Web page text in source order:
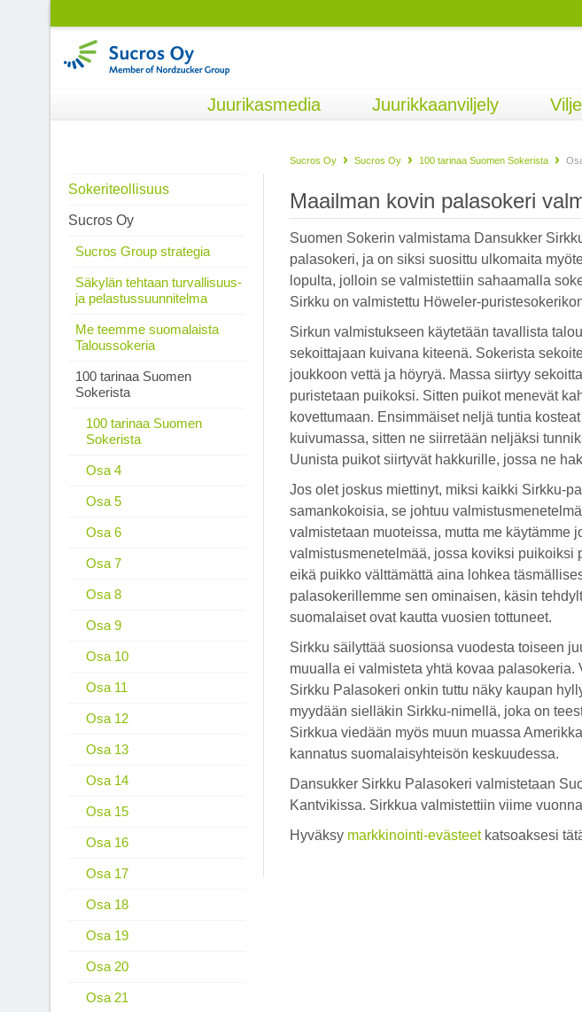
Juurikasmedia Juurikkaanviljely
Sucros Oy Sucros Oy 100 tarinaa Suomen Sokerista
Sokeriteollisuus
Sucros Oy
Sucros Group strategia
Säkylän tehtaan turvallisuus-
ja pelastussuunnitelma
Me teemme suomalaista
Taloussokeria
100 tarinaa Suomen
Sokerista
100 tarinaa Suomen
Sokerista
Osa 4
Osa 5
Osa 6
Osa 7
Osa 8
Osa 9
Osa 10
Osa 11
Osa 12
Osa 13
Osa 14
Osa 15
Osa 16
Osa 17
Osa 18
Osa 19
Osa 20
Osa 21
Maailman kovin palasokeri
Suomen Sokerin valmistama Dansukker
palasokeri, ja on siksi suosittu ulkomaita
lopulta, jolloin se valmistettiin sahaamalla
Sirkku on valmistettu Höweler-
Sirkun valmistukseen käytetään tavallista
sekoittajaan kuivana kiteenä. Sokerista
joukkoon vettä ja höyryä. Massa siirtyy
puristetaan puikoksi. Sitten puikot menevät
kovettumaan. Ensimmäiset neljä tuntia
kuivumassa, sitten ne siirretään neljäksi
Uunista puikot siirtyvät hakkurille, jossa ne
Jos olet joskus miettinyt, miksi kaikki Sirkku-
samankokoisia, se johtuu
valmistetaan muoteissa, mutta me käytämme
valmistusmenetelmää, jossa koviksi puikoiksi
eikä puikko välttämättä aina lohkea
palasokerillemme sen ominaisen, käsin
suomalaiset ovat kautta vuosien tottuneet.
Sirkku säilyttää suosionsa vuodesta toiseen
muualla ei valmisteta yhtä kovaa
Sirkku Palasokeri onkin tuttu näky kaupan
myydään sielläkin Sirkku-nimellä, joka on
Sirkkua viedään myös muun muassa
kannatus suomalaisyhteisön keskuudessa.
Dansukker Sirkku Palasokeri valmistetaan
Kantvikissa. Sirkkua valmistettiin viime
Hyväksy markkinointi-evästeetkatsoaksesi